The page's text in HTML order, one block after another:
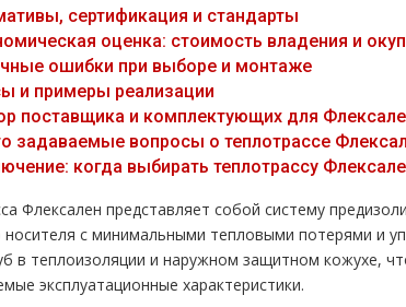
сертификация и стандарты
оценка: стоимость владения и
ошибки при выборе и монтаже
и примеры реализации
поставщика и комплектующих для
задаваемые вопросы о теплотрассе
когда выбирать теплотрассу
Флексален представляет собой систему
носителя с минимальными тепловыми потерями
в теплоизоляции и наружном защитном кожухе,
эксплуатационные характеристики.